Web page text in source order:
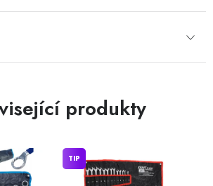
produkty
TIP